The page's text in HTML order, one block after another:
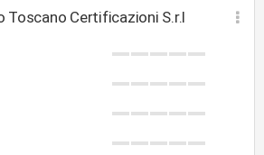
Toscano Certificazioni S.r.l